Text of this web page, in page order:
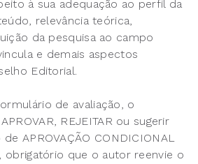
à sua adequação ao perfil da
relevância teórica,
da pesquisa ao campo
e demais aspectos
Editorial.
de avaliação, o
REJEITAR ou sugerir
APROVAÇÃO CONDICIONAL
obrigatório que o autor reenvie o